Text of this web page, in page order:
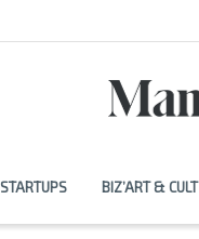
STARTUPS BIZ’ART & CULT